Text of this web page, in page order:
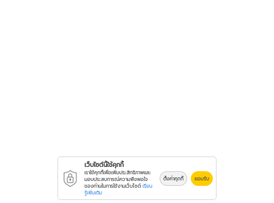
เว็บไซต์นี้ใช้คุกกี้
เราใช้คุกกี้เพื่อเพิ่มประสิทธิภาพและ
มอบประสบการณ์ความพึงพอใจ
ของท่านในการใช้งานเว็บไซต์ เรียน
รู้เพิ่มเติม
ตั้งค่าคุกกี้ ยอมรับ